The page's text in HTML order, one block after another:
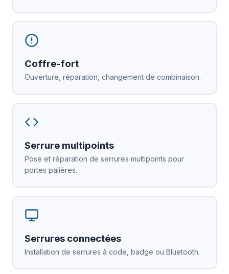
Coffre-fort
Ouverture, réparation, changement de combinaison.
Serrure multipoints
Pose et réparation de serrures multipoints pour
portes palières.
Serrures connectées
Installation de serrures à code, badge ou Bluetooth.